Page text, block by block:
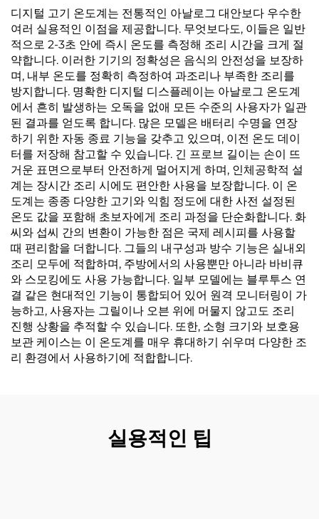
디지털 고기 온도계는 전통적인 아날로그 대안보다 우수한
여러 실용적인 이점을 제공합니다. 무엇보다도, 이들은 일반
적으로 2-3초 안에 즉시 온도를 측정해 조리 시간을 크게 절
약합니다. 이러한 기기의 정확성은 음식의 안전성을 보장하
며, 내부 온도를 정확히 측정하여 과조리나 부족한 조리를
방지합니다. 명확한 디지털 디스플레이는 아날로그 온도계
에서 흔히 발생하는 오독을 없애 모든 수준의 사용자가 일관
된 결과를 얻도록 합니다. 많은 모델은 배터리 수명을 연장
하기 위한 자동 종료 기능을 갖추고 있으며, 이전 온도 데이
터를 저장해 참고할 수 있습니다. 긴 프로브 길이는 손이 뜨
거운 표면으로부터 안전하게 멀어지게 하며, 인체공학적 설
계는 장시간 조리 시에도 편안한 사용을 보장합니다. 이 온
도계는 종종 다양한 고기와 익힘 정도에 대한 사전 설정된
온도 값을 포함해 초보자에게 조리 과정을 단순화합니다. 화
씨와 섭씨 간의 변환이 가능한 점은 국제 레시피를 사용할
때 편리함을 더합니다. 그들의 내구성과 방수 기능은 실내외
조리 모두에 적합하며, 주방에서의 사용뿐만 아니라 바비큐
와 스모킹에도 사용 가능합니다. 일부 모델에는 블루투스 연
결 같은 현대적인 기능이 통합되어 있어 원격 모니터링이 가
능하고, 사용자는 그릴이나 오븐 위에 머물지 않고도 조리
진행 상황을 추적할 수 있습니다. 또한, 소형 크기와 보호용
보관 케이스는 이 온도계를 매우 휴대하기 쉬우며 다양한 조
리 환경에서 사용하기에 적합합니다.
실용적인 팁